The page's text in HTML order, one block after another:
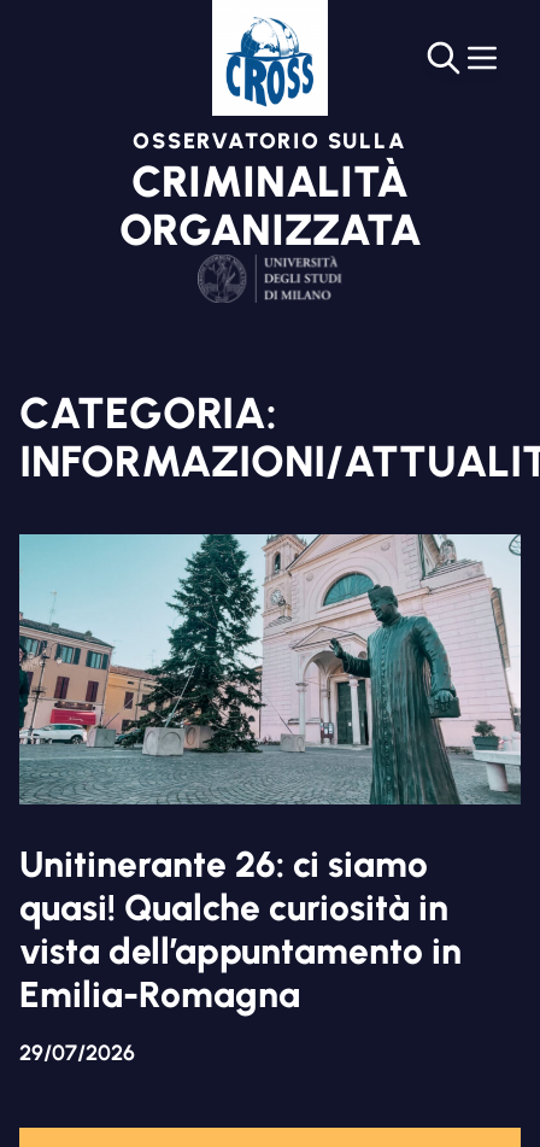
OSSERVATORIO SULLA
CRIMINALITÀ
ORGANIZZATA
CATEGORIA:
INFORMAZIONI/
Unitinerante 26: ci siamo
quasi! Qualche curiosità in
vista dell’appuntamento in
Emilia-Romagna
29/07/2026